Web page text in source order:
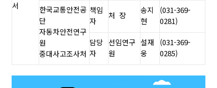
서
한국교통안전공
단
자동차안전연구
원
중대사고조사처
책임
자
처 장
송지
현
(031-369-
0281)
담당
자
선임연구
원
설재
웅
(031-369-
0285)